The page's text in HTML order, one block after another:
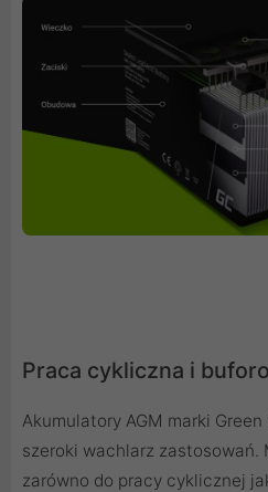
Praca cykliczna i
Akumulatory AGM marki
szeroki wachlarz zastosowań.
zarówno do pracy cyklicznej